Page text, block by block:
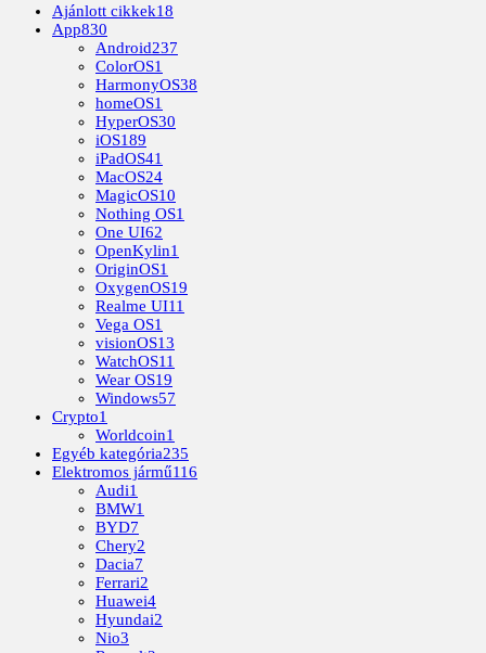
Ajánlott cikkek18
App830
Android237
ColorOS1
HarmonyOS38
homeOS1
HyperOS30
iOS189
iPadOS41
MacOS24
MagicOS10
Nothing OS1
One UI62
OpenKylin1
OriginOS1
OxygenOS19
Realme UI11
Vega OS1
visionOS13
WatchOS11
Wear OS19
Windows57
Crypto1
Worldcoin1
Egyéb kategória235
Elektromos jármű116
Audi1
BMW1
BYD7
Chery2
Dacia7
Ferrari2
Huawei4
Hyundai2
Nio3